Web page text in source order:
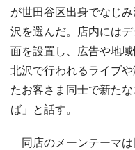
が世田谷区出身でなじ
沢を選んだ。店内には
面を設置し、広告や地
北沢で行われるライブ
たお客さま同士で新た
ば」と話す。
同店のメーンテーマ